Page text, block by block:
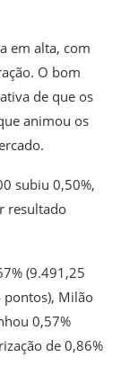
em alta, com
O bom
de que os
animou os
subiu 0,50%,
resultado
(9.491,25
pontos), Milão
0,57%
de 0,86%